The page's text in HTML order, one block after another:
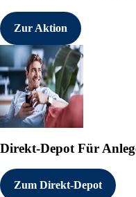
Zur Aktion
Direkt-Depot Für
Zum Direkt-Depot